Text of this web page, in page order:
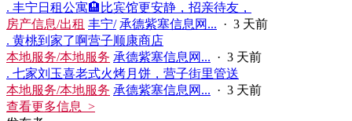
. 丰宁日租公寓🏨比宾馆更安静，招亲待友，
房产信息/出租 丰宁/ 承德紫塞信息网... · 3 天前
. 黄桃到家了啊营子顺康商店
本地服务/本地服务 承德紫塞信息网... · 3 天前
. 七家刘玉喜老式火烤月饼，营子街里管送
本地服务/本地服务 承德紫塞信息网... · 3 天前
查看更多信息 >